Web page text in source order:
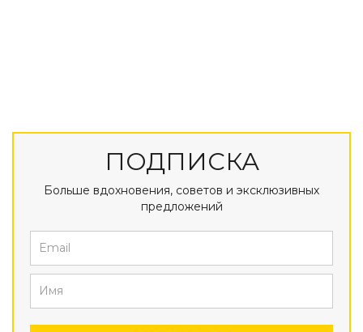
ПОДПИСКА
Больше вдохновения, советов и эксклюзивных
предложений